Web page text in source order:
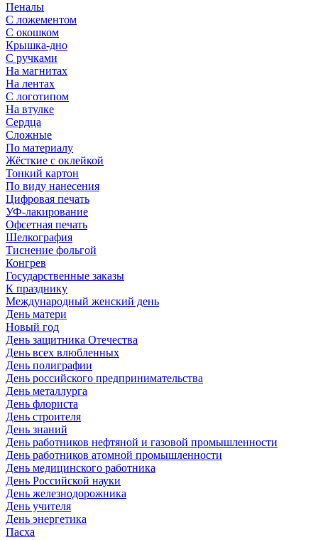
Пеналы
С ложементом
С окошком
Крышка-дно
С ручками
На магнитах
На лентах
С логотипом
На втулке
Сердца
Сложные
По материалу
Жёсткие с оклейкой
Тонкий картон
По виду нанесения
Цифровая печать
УФ-лакирование
Офсетная печать
Шелкография
Тиснение фольгой
Конгрев
Государственные заказы
К празднику
Международный женский день
День матери
Новый год
День защитника Отечества
День всех влюбленных
День полиграфии
День российского предпринимательства
День металлурга
День флориста
День строителя
День знаний
День работников нефтяной и газовой промышленности
День работников атомной промышленности
День медицинского работника
День Российской науки
День железнодорожника
День учителя
День энергетика
Пасха